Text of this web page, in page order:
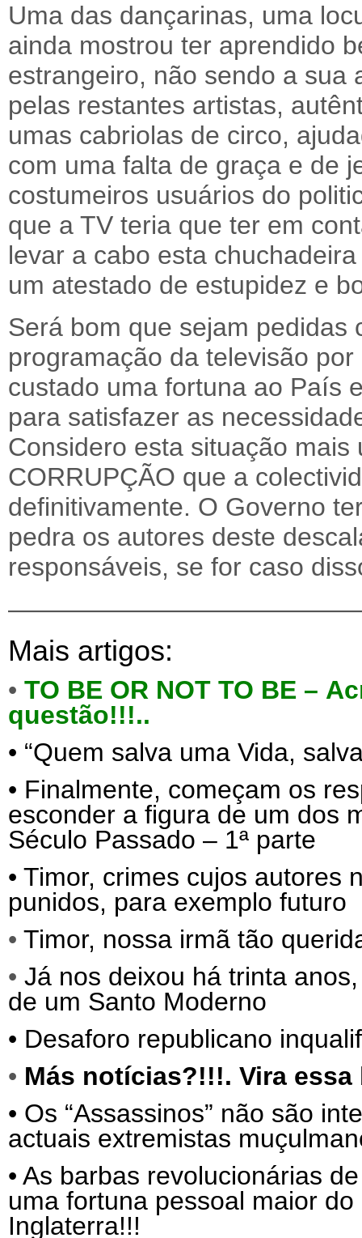
Uma das dançarinas, uma
ainda mostrou ter aprendido
estrangeiro, não sendo a sua
pelas restantes artistas,
umas cabriolas de circo,
com uma falta de graça e de
costumeiros usuários do
que a TV teria que ter em
levar a cabo esta
um atestado de estupidez e
Será bom que sejam pedidas
programação da televisão
custado uma fortuna ao País
para satisfazer as
Considero esta situação
CORRUPÇÃO que a
definitivamente. O Governo
pedra os autores deste
responsáveis, se for caso
Mais artigos:
• TO BE OR NOT TO BE –
questão!!!..
• “Quem salva uma Vida,
• Finalmente, começam os
esconder a figura de um dos
Século Passado – 1ª parte
• Timor, crimes cujos autores
punidos, para exemplo futuro
• Timor, nossa irmã tão
• Já nos deixou há trinta
de um Santo Moderno
• Desaforo republicano
• Más notícias?!!!. Vira
• Os “Assassinos” não são
actuais extremistas
• As barbas revolucionárias
uma fortuna pessoal maior
Inglaterra!!!